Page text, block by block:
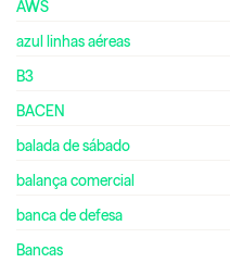
AWS
azul linhas aéreas
B3
BACEN
balada de sábado
balança comercial
banca de defesa
Bancas